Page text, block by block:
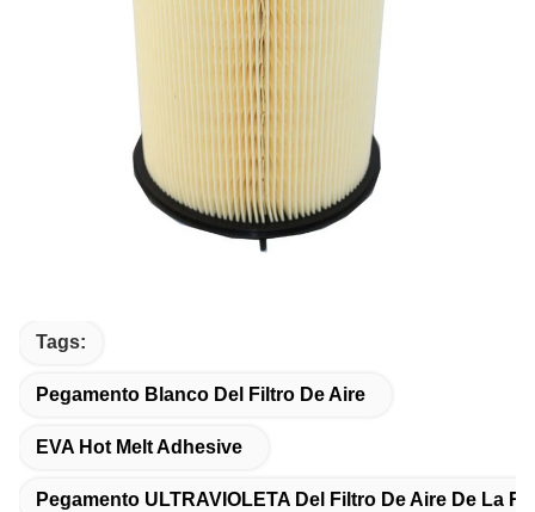
Tags:
Pegamento Blanco Del Filtro De Aire
EVA Hot Melt Adhesive
Pegamento ULTRAVIOLETA Del Filtro De Aire De La